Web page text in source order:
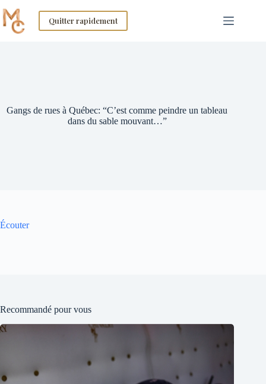
to
content
Quitter rapidement
Gangs de rues à Québec: “C’est comme peindre un tableau
dans du sable mouvant…”
Écouter
Recommandé pour vous